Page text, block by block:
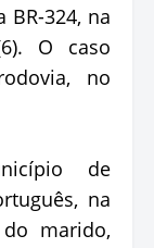
324, na
O caso
no
de
na
marido,